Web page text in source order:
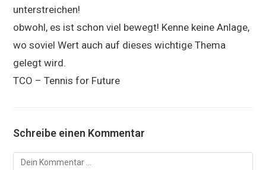
unterstreichen!
obwohl, es ist schon viel bewegt! Kenne keine Anlage,
wo soviel Wert auch auf dieses wichtige Thema
gelegt wird.
TCO – Tennis for Future
Schreibe einen Kommentar
Kommentar